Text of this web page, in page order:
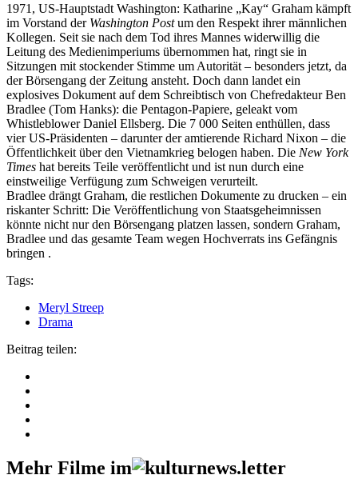
1971, US-Hauptstadt Washington: Katharine „Kay“ Graham kämpft
im Vorstand der Washington Postum den Respekt ihrer männlichen
Kollegen. Seit sie nach dem Tod ihres Mannes widerwillig die
Leitung des Medienimperiums übernommen hat, ringt sie in
Sitzungen mit stockender Stimme um Autorität – besonders jetzt, da
der Börsengang der Zeitung ansteht. Doch dann landet ein
explosives Dokument auf dem Schreibtisch von Chefredakteur Ben
Bradlee (Tom Hanks): die Pentagon-Papiere, geleakt vom
Whistleblower Daniel Ellsberg. Die 7 000 Seiten enthüllen, dass
vier US-Präsidenten – darunter der amtierende Richard Nixon – die
Öffentlichkeit über den Vietnamkrieg belogen haben. Die New York
Times hat bereits Teile veröffentlicht und ist nun durch eine
einstweilige Verfügung zum Schweigen verurteilt.
Bradlee drängt Graham, die restlichen Dokumente zu drucken – ein
riskanter Schritt: Die Veröffentlichung von Staatsgeheimnissen
könnte nicht nur den Börsengang platzen lassen, sondern Graham,
Bradlee und das gesamte Team wegen Hochverrats ins Gefängnis
bringen .
Tags:
Meryl Streep
Drama
Beitrag teilen:
Mehr Filme im